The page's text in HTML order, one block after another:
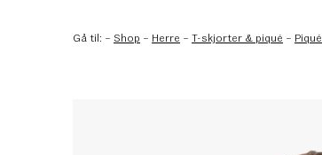
Gå til: – Shop – Herre – T-skjorter & piqué – Piqué